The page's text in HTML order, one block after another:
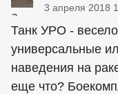
3 апреля 2018
Танк УРО -
универсальные
наведения на
еще что?